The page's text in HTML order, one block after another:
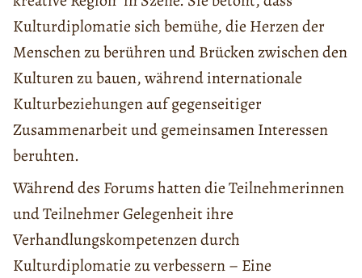
Kulturdiplomatie sich bemühe, die Herzen der
Menschen zu berühren und Brücken zwischen den
Kulturen zu bauen, während internationale
Kulturbeziehungen auf gegenseitiger
Zusammenarbeit und gemeinsamen Interessen
beruhten.
Während des Forums hatten die Teilnehmerinnen
und Teilnehmer Gelegenheit ihre
Verhandlungskompetenzen durch
Kulturdiplomatie zu verbessern – Eine